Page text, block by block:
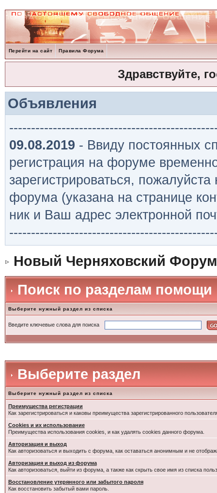
Перейти на сайт Правила Форума
Здравствуйте,
Объявления
09.08.2019 - Ввиду постоянных
регистрация на форуме
зарегистрироваться,
форума (указана на странице
ник и Ваш адрес электронной
Новый Черняховский Форум
Поиск по разделам помощи
Выберите нужный раздел из списка
Введите ключевые слова для поиска
Выберите раздел
Выберите нужный раздел из списка
Преимущества регистрации
Как зарегистрироваться и каковы преимущества зарегистрированного
Cookies и их использование
Преимущества использования cookies, и как удалять cookies данного форума.
Авторизация и выход
Как авторизоваться и выходить с форума, как оставаться анонимным и не
Авторизация и выход из форума
Как авторизоваться, выйти из форума, а также как скрыть свое имя из списка
Восстановление утерянного или забытого пароля
Как восстановить забытый вами пароль.